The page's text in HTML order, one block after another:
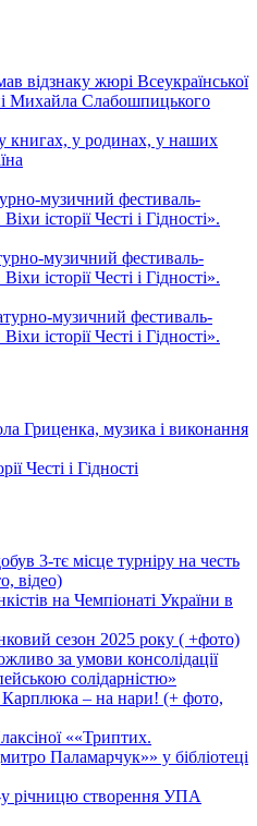
відзнаку жюрі Всеукраїнської
Михайла Слабошпицького
книгах, у родинах, у наших
музичний фестиваль-
історії Честі і Гідності».
музичний фестиваль-
історії Честі і Гідності».
музичний фестиваль-
історії Честі і Гідності».
Гриценка, музика і виконання
Честі і Гідності
3-тє місце турніру на честь
відео)
на Чемпіонаті України в
сезон 2025 року ( +фото)
за умови консолідації
солідарністю»
– на нари! (+ фото,
««Триптих.
Паламарчук»» у бібліотеці
у річницю створення УПА